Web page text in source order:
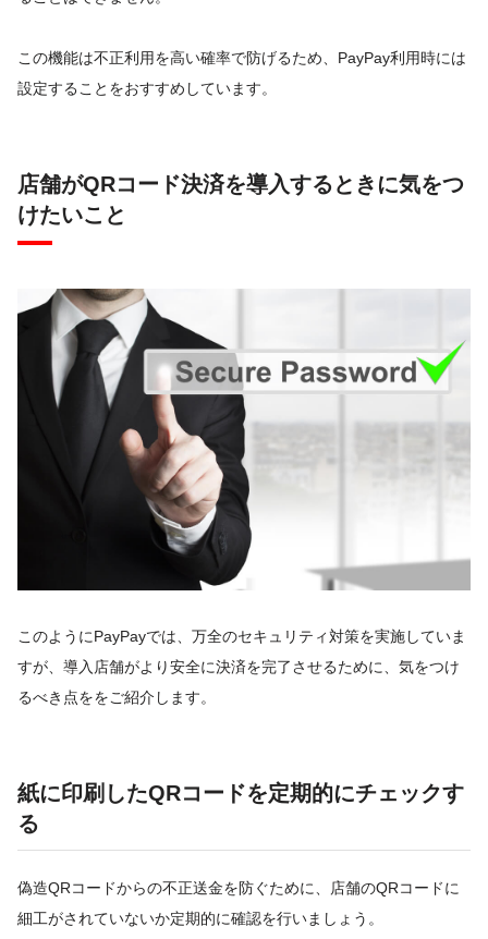
この機能は不正利用を高い確率で防げるため、PayPay利用時には
設定することをおすすめしています。
店舗がQRコード決済を導入するときに気をつ
けたいこと
このようにPayPayでは、万全のセキュリティ対策を実施していま
すが、導入店舗がより安全に決済を完了させるために、気をつけ
るべき点ををご紹介します。
紙に印刷したQRコードを定期的にチェックす
る
偽造QRコードからの不正送金を防ぐために、店舗のQRコードに
細工がされていないか定期的に確認を行いましょう。